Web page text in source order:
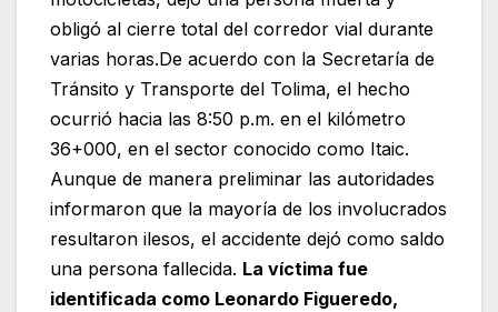
obligó al cierre total del corredor vial durante
varias horas.De acuerdo con la Secretaría de
Tránsito y Transporte del Tolima, el hecho
ocurrió hacia las 8:50 p.m. en el kilómetro
36+000, en el sector conocido como Itaic.
Aunque de manera preliminar las autoridades
informaron que la mayoría de los involucrados
resultaron ilesos, el accidente dejó como saldo
una persona fallecida. La víctima fue
identificada como Leonardo Figueredo,